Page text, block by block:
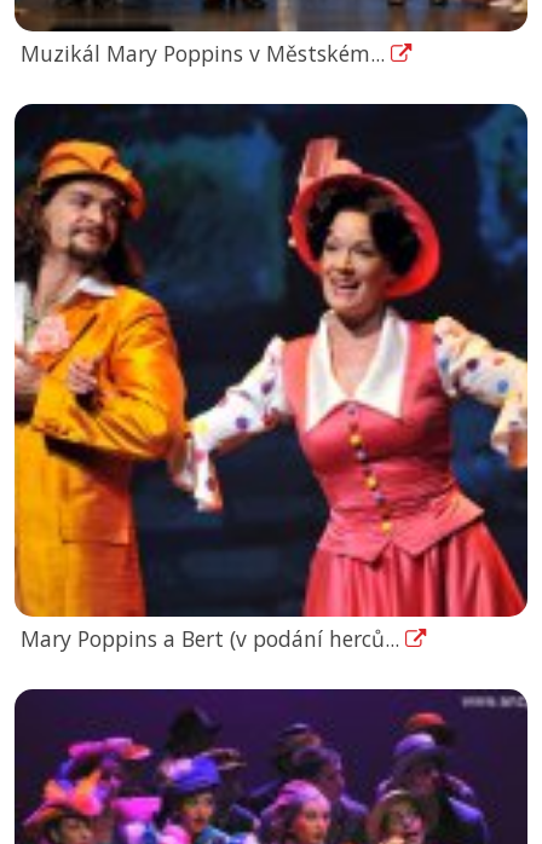
Muzikál Mary Poppins v Městském...
Mary Poppins a Bert (v podání herců...